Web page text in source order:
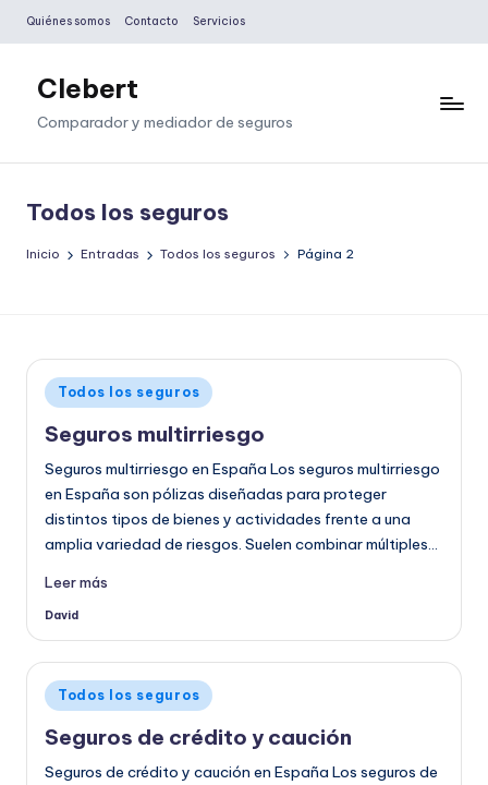
Saltar
contenido
Quiénes somos Contacto Servicios
Clebert
Comparador y mediador de seguros
Todos los seguros
Inicio Entradas Todos los seguros Página 2
Publicado
en
Todos los seguros
Seguros multirriesgo
Seguros multirriesgo en España Los seguros multirriesgo
en España son pólizas diseñadas para proteger
distintos tipos de bienes y actividades frente a una
amplia variedad de riesgos. Suelen combinar múltiples…
Leer más
Publicado
David
Publicado
en
Todos los seguros
Seguros de crédito y caución
Seguros de crédito y caución en España Los seguros de